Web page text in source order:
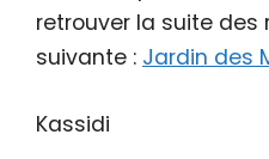
retrouver la suite des
suivante : Jardin des
Kassidi